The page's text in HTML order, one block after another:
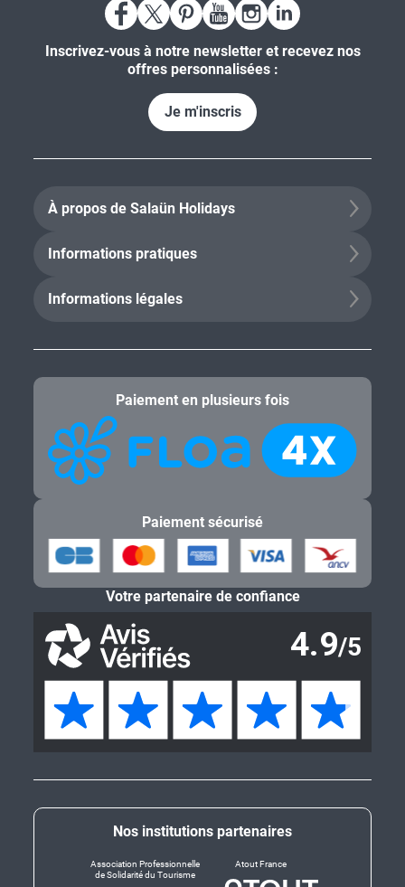
Inscrivez-vous à notre newsletter et recevez nos
offres personnalisées :
Je m'inscris
À propos de Salaün Holidays
Informations pratiques
Informations légales
Nos institutions partenaires
Association Professionnelle
de Solidarité du Tourisme
Atout France
Paiement en plusieurs fois
Paiement sécurisé
Votre partenaire de confiance